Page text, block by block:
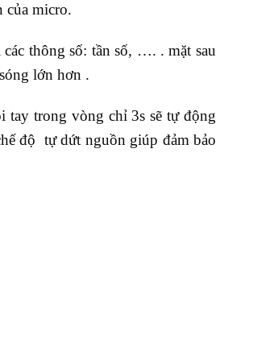
của micro.
thông số: tần số, …. . mặt sau
lớn hơn .
trong vòng chỉ 3s sẽ tự động
độ tự dứt nguồn giúp đảm bảo